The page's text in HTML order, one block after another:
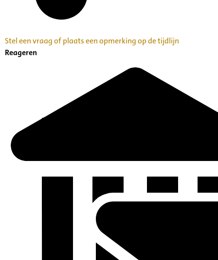
Stel een vraag of plaats een opmerking op de tijdlijn
Reageren